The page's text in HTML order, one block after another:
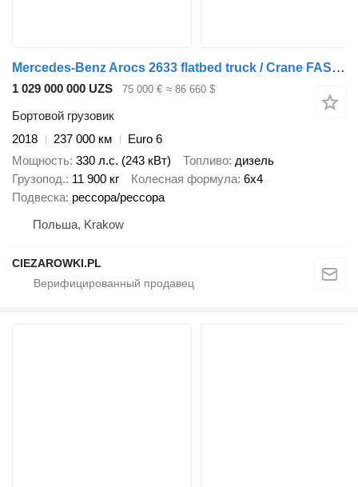
Mercedes-Benz Arocs 2633 flatbed truck / Crane FASSI F155A.0.23 / REMOTE CONTR
1 029 000 000 UZS 75 000 € ≈ 86 660 $
Бортовой грузовик
2018
237 000 км
Euro 6
Мощность 330 л.с. (243 кВт) Топливо дизель
Грузопод. 11 900 кг Колесная формула 6x4
Подвеска рессора/рессора
Польша, Krakow
CIEZAROWKI.PL